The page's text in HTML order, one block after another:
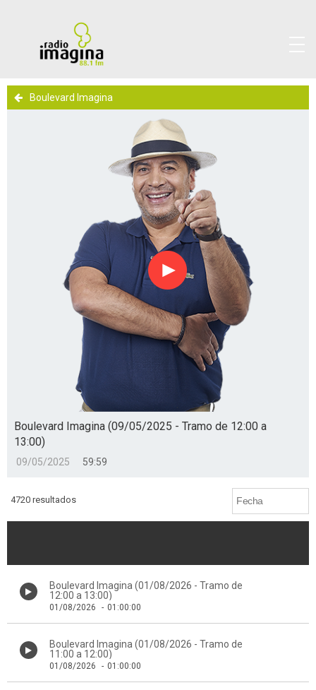
Boulevard Imagina
Reproducir
Boulevard Imagina (09/05/2025 - Tramo de 12:00 a
13:00)
09/05/2025 59:59
4720 resultados
Boulevard Imagina (01/08/2026 - Tramo de
12:00 a 13:00)
01/08/2026 - 01:00:00
Boulevard Imagina (01/08/2026 - Tramo de
11:00 a 12:00)
01/08/2026 - 01:00:00